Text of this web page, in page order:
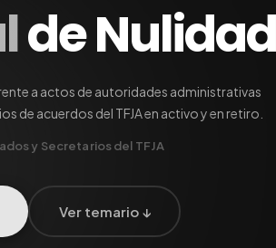
de Nulidad
a actos de autoridades administrativas
de acuerdos del TFJA en activo y en retiro.
y Secretarios del TFJA
Ver temario ↓